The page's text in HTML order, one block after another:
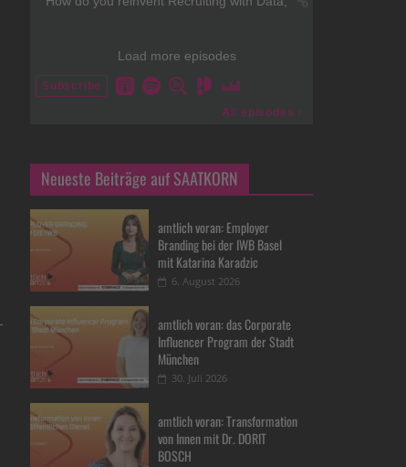
Neueste Beiträge auf SAATKORN
amtlich voran: Employer
Branding bei der IWB Basel
mit Katarina Karadzic
6. August 2026
amtlich voran: das Corporate
Influencer Program der Stadt
München
30. Juli 2026
amtlich voran: Transformation
von Innen mit Dr. DORIT
BOSCH